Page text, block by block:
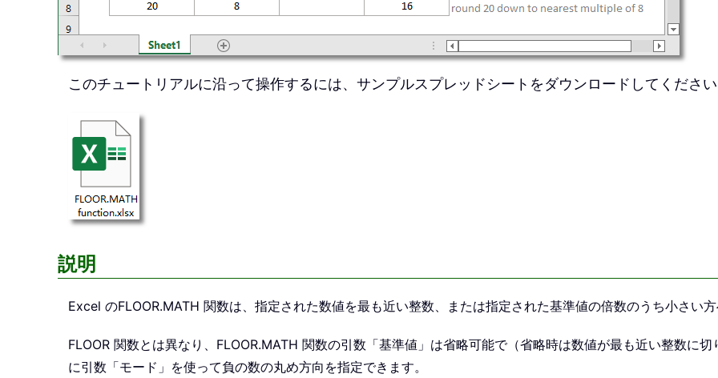
このチュートリアルに沿って操作するには、サンプルスプレッドシートをダウンロードしてくださ
説明
Excel のFLOOR.MATH 関数は、指定された数値を最も近い整数、または指定された基準値の倍数のうち小さい
FLOOR 関数とは異なり、FLOOR.MATH 関数の引数「基準値」は省略可能で（省略時は数値が最も近い整数に
に引数「モード」を使って負の数の丸め方向を指定できます。